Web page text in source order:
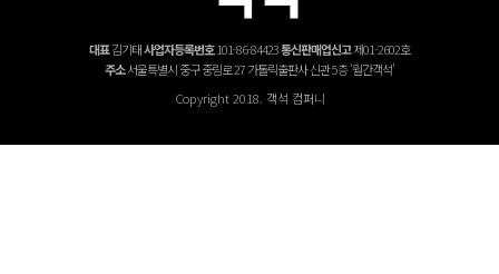
대표김기태사업자등록번호101-86-84423통신판매업신고제01-2602호
주소서울특별시 중구 중림로 27 가톨릭출판사 신관 5층 '월간객석'
Copyright 2018. 객석 컴퍼니